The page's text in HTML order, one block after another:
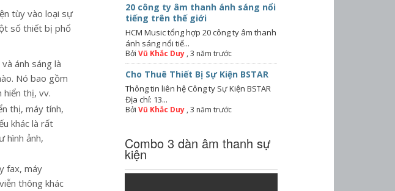
tùy vào loại sự
số thiết bị phổ
ánh sáng là
Nó bao gồm
hiển thị, vv.
thị, máy tính,
khác là rất
hình ảnh,
fax, máy
thông khác
20 công ty âm thanh ánh sáng nổi
tiếng trên thế giới
HCM Music tổng hợp 20 công ty âm thanh
ánh sáng nổi tiế...
BởiVũ Khắc Duy ,3 năm trước
Cho Thuê Thiết Bị Sự Kiện BSTAR
Thông tin liên hệ Công ty Sự Kiện BSTAR
Địa chỉ: 13...
BởiVũ Khắc Duy ,3 năm trước
Combo 3 dàn âm thanh sự
kiện